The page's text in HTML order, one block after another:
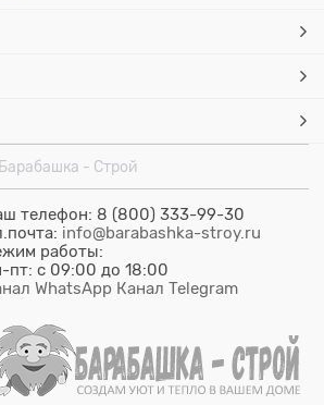
Барабашка - Строй
телефон: 8 (800) 333-99-30
info@barabashka-stroy.ru
работы:
пт: c 09:00 до 18:00
WhatsApp Канал Telegram